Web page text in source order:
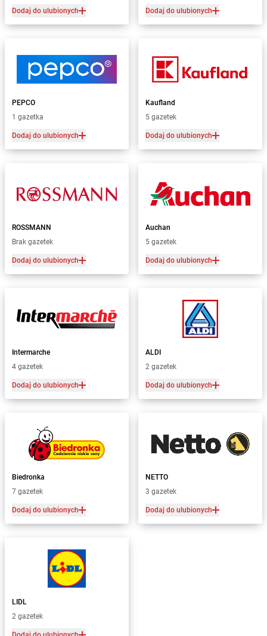
Dodaj do ulubionych Dodaj do ulubionych
PEPCO
1 gazetka
Dodaj do ulubionych
Kaufland
5 gazetek
Dodaj do ulubionych
ROSSMANN
Brak gazetek
Dodaj do ulubionych
Auchan
5 gazetek
Dodaj do ulubionych
Intermarche
4 gazetek
Dodaj do ulubionych
ALDI
2 gazetek
Dodaj do ulubionych
Biedronka
7 gazetek
Dodaj do ulubionych
NETTO
3 gazetek
Dodaj do ulubionych
LIDL
2 gazetek